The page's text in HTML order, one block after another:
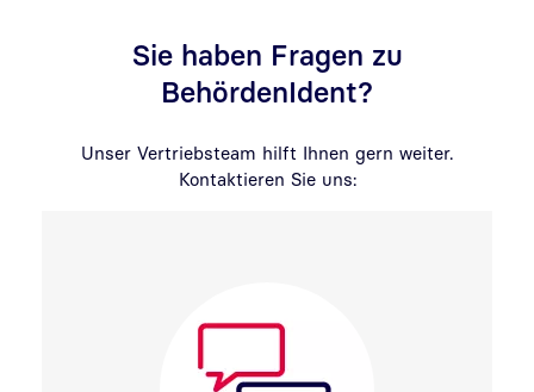
Sie haben Fragen zu
BehördenIdent?
Unser Vertriebsteam hilft Ihnen gern weiter.
Kontaktieren Sie uns: